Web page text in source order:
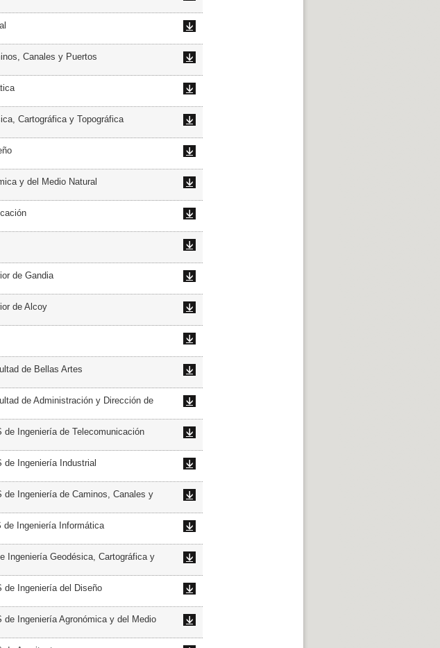
Canales y Puertos
Cartográfica y Topográfica
y del Medio Natural
de Gandia
de Alcoy
de Bellas Artes
de Administración y Dirección de
de Ingeniería de Telecomunicación
de Ingeniería Industrial
de Ingeniería de Caminos, Canales y
de Ingeniería Informática
Ingeniería Geodésica, Cartográfica y
de Ingeniería del Diseño
de Ingeniería Agronómica y del Medio